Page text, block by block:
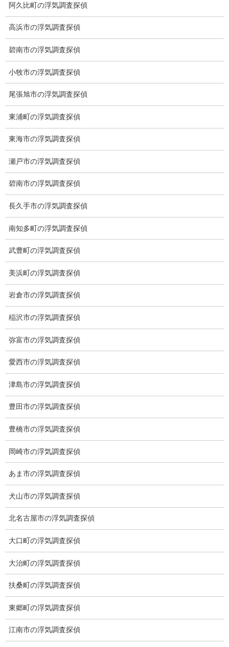
火星人
ブログ
トリケラトプス
総合探偵社ミライリサーチ
愛知県名古屋市中区栄3-7ｰ4
Toshin.Sakuraビル 10F
愛知県名古屋市中区新栄2丁目41-11
ベストビル6B
愛知県公安委員会 第54250033号
【出張面談いたします】
子供のお迎え、パート、お仕事の都合などで、お時間のない方、
ださい。
※弊社から24時間以内に返信が無い場合、再度LINE又はお電話を
お願いいたします。
カテゴリー
ブログ (496)
お知らせ (1)
阿久比町の浮気調査探偵
高浜市の浮気調査探偵
碧南市の浮気調査探偵
小牧市の浮気調査探偵
尾張旭市の浮気調査探偵
東浦町の浮気調査探偵
東海市の浮気調査探偵
瀬戸市の浮気調査探偵
碧南市の浮気調査探偵
長久手市の浮気調査探偵
南知多町の浮気調査探偵
武豊町の浮気調査探偵
美浜町の浮気調査探偵
岩倉市の浮気調査探偵
稲沢市の浮気調査探偵
弥富市の浮気調査探偵
愛西市の浮気調査探偵
津島市の浮気調査探偵
豊田市の浮気調査探偵
豊橋市の浮気調査探偵
岡崎市の浮気調査探偵
あま市の浮気調査探偵
犬山市の浮気調査探偵
北名古屋市の浮気調査探偵
大口町の浮気調査探偵
大治町の浮気調査探偵
扶桑町の浮気調査探偵
東郷町の浮気調査探偵
江南市の浮気調査探偵